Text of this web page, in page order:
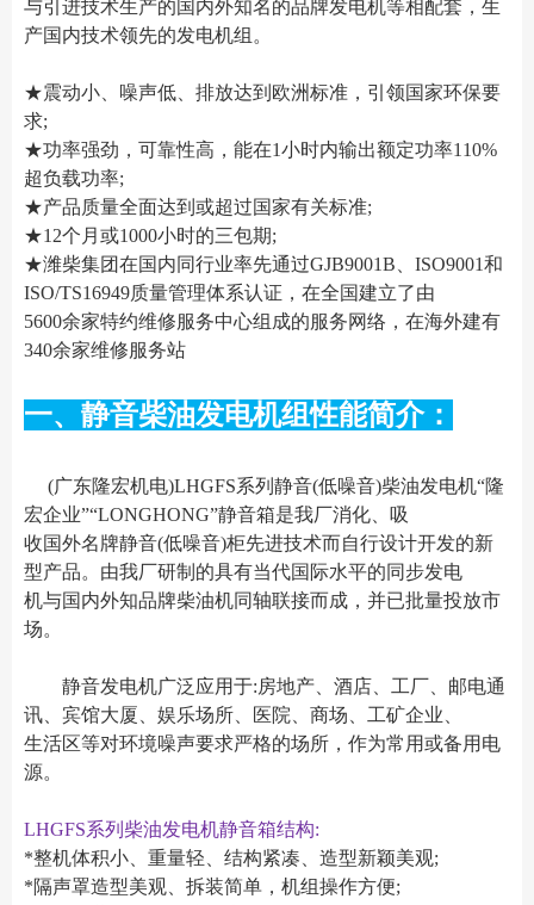
与引进技术生产的国内外知名的品牌发电机等相配套，生
产国内技术领先的发电机组。
★震动小、噪声低、排放达到欧洲标准，引领国家环保要
求;
★功率强劲，可靠性高，能在1小时内输出额定功率110%
超负载功率;
★产品质量全面达到或超过国家有关标准;
★12个月或1000小时的三包期;
★潍柴集团在国内同行业率先通过GJB9001B、ISO9001和
ISO/TS16949质量管理体系认证，在全国建立了由
5600余家特约维修服务中心组成的服务网络，在海外建有
340余家维修服务站
一、静音柴油发电机组性能简介：
(广东隆宏机电)LHGFS系列静音(低噪音)柴油发电机“隆
宏企业”“LONGHONG”静音箱是我厂消化、吸
收国外名牌静音(低噪音)柜先进技术而自行设计开发的新
型产品。由我厂研制的具有当代国际水平的同步发电
机与国内外知品牌柴油机同轴联接而成，并已批量投放市
场。
静音发电机广泛应用于:房地产、酒店、工厂、邮电通
讯、宾馆大厦、娱乐场所、医院、商场、工矿企业、
生活区等对环境噪声要求严格的场所，作为常用或备用电
源。
LHGFS系列柴油发电机静音箱结构:
*整机体积小、重量轻、结构紧凑、造型新颖美观;
*隔声罩造型美观、拆装简单，机组操作方便;